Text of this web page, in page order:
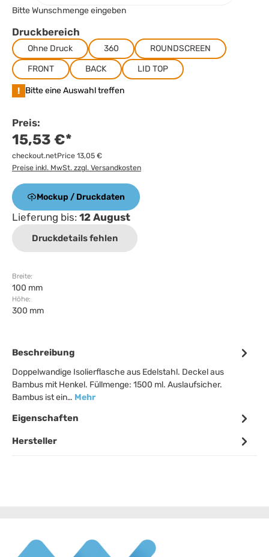
Bitte Wunschmenge eingeben
Druckbereich
Ohne Druck 360
ROUNDSCREEN
FRONT
BACK LID TOP
! Bitte eine Auswahl treffen
Preis:
15,53 €*
checkout.netPrice 13,05 €
Preise inkl. MwSt. zzgl. Versandkosten
Mockup / Druckdaten
Lieferung bis: 12 August
Druckdetails fehlen
Breite:
100 mm
Höhe:
300 mm
Beschreibung
Doppelwandige Isolierflasche aus Edelstahl. Deckel aus
Bambus mit Henkel. Füllmenge: 1500 ml. Auslaufsicher.
Bambus ist ein… Mehr
Eigenschaften
Hersteller